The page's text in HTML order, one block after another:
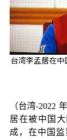
台湾李孟居在
（台湾-2022 年
居在被中国
成，在中国监